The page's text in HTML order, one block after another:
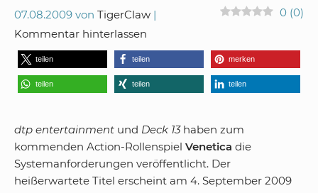
07.08.2009 von TigerClaw 0 (0)
Kommentar hinterlassen
teilen teilen merken
teilen teilen teilen
dtp entertainment und Deck 13haben zum
kommenden Action-Rollenspiel Venetica die
Systemanforderungen veröffentlicht. Der
heißerwartete Titel erscheint am 4. September 2009